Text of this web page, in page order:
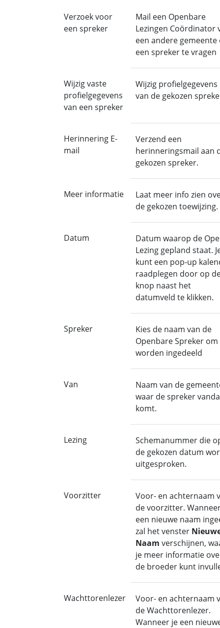
Verzoek voor
een spreker
Mail een Openbare
Lezingen Coördinator
een andere gemeente
een spreker te vragen
Wijzig vaste
profielgegevens
van een spreker
Wijzig profielgegevens
van de gekozen
Herinnering E-
mail
Verzend een
herinneringsmail aan
gekozen spreker.
Meer informatie
Laat meer info zien
de gekozen toewijzing.
Datum
Datum waarop de
Lezing gepland staat.
kunt een pop-up
raadplegen door op
knop naast het
datumveld te klikken.
Spreker
Kies de naam van de
Openbare Spreker om
worden ingedeeld
Van
Naam van de
waar de spreker
komt.
Lezing
Schemanummer die
de gekozen datum
uitgesproken.
Voorzitter
Voor- en achternaam
de voorzitter.
een nieuwe naam
zal het venster
Naam verschijnen,
je meer informatie
de broeder kunt
Wachttorenlezer
Voor- en achternaam
de Wachttorenlezer.
Wanneer je een